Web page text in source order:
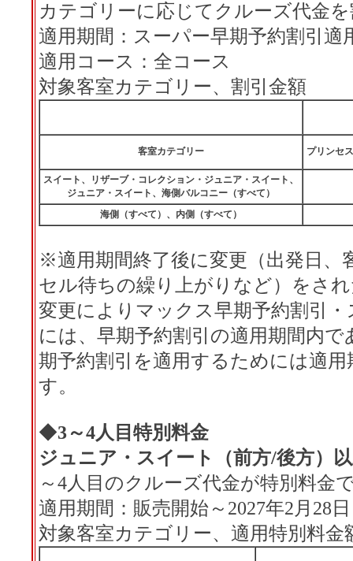
カテゴリーに応じてクルーズ代金
適用期間：スーパー早期予約割引適
適用コース：全コース
対象客室カテゴリー、割引金額
客室カテゴリー プリンセ
スイート、リザーブ・コレクション・ジュニア・スイート、
ジュニア・スイート、海側バルコニー（すべて）
海側（すべて）、内側（すべて）
※適用期間終了後に変更（出発日、
セル待ちの繰り上がりなど）をさ
変更によりマックス早期予約割引
には、早期予約割引の適用期間内
期予約割引を適用するためには適
す。
◆3～4人目特別料金
ジュニア・スイート（前方/後方）
～4人目のクルーズ代金が特別料金
適用期間：販売開始～2027年2月28
対象客室カテゴリー、適用特別料金